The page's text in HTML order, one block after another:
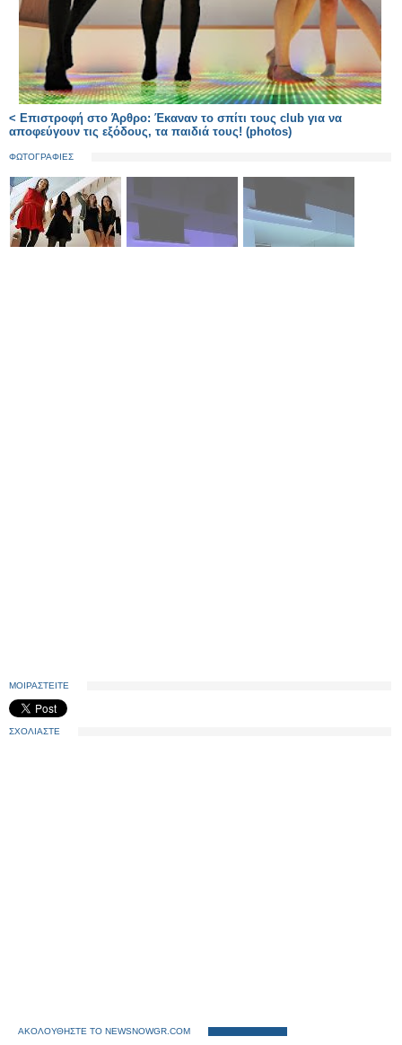
< Επιστροφή στο Άρθρο: Έκαναν το σπίτι τους club για να
αποφεύγουν τις εξόδους, τα παιδιά τους! (photos)
ΦΩΤΟΓΡΑΦΙΕΣ
ΜΟΙΡΑΣΤΕΙΤΕ
ΣΧΟΛΙΑΣΤΕ
ΑΚΟΛΟΥΘΗΣΤΕ ΤΟ NEWSNOWGR.COM